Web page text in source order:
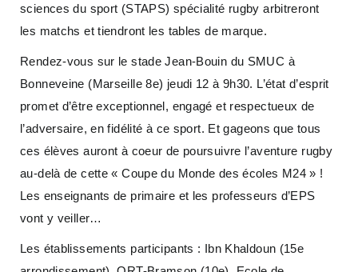
sciences du sport (STAPS) spécialité rugby arbitreront
les matchs et tiendront les tables de marque.
Rendez-vous sur le stade Jean-Bouin du SMUC à
Bonneveine (Marseille 8e) jeudi 12 à 9h30. L’état d’esprit
promet d’être exceptionnel, engagé et respectueux de
l’adversaire, en fidélité à ce sport. Et gageons que tous
ces élèves auront à coeur de poursuivre l’aventure rugby
au-delà de cette « Coupe du Monde des écoles M24 » !
Les enseignants de primaire et les professeurs d’EPS
vont y veiller…
Les établissements participants : Ibn Khaldoun (15e